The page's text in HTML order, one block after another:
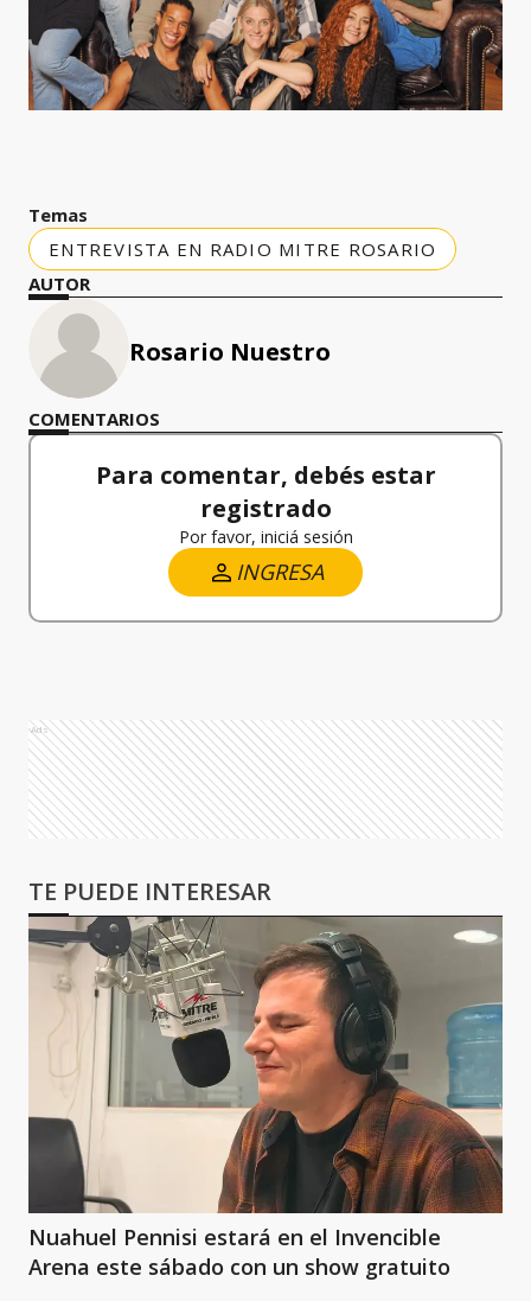
Temas
ENTREVISTA EN RADIO MITRE ROSARIO
AUTOR
Rosario Nuestro
COMENTARIOS
Para comentar, debés estar
registrado
Por favor, iniciá sesión
INGRESA
Ads
TE PUEDE INTERESAR
Nuahuel Pennisi estará en el Invencible
Arena este sábado con un show gratuito